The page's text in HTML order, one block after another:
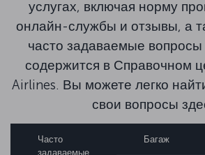
услугах, включая норму
онлайн-службы и отзывы, а
часто задаваемые
содержится в Справочном
Airlines. Вы можете легко
свои вопросы
Часто
задаваемые
Багаж